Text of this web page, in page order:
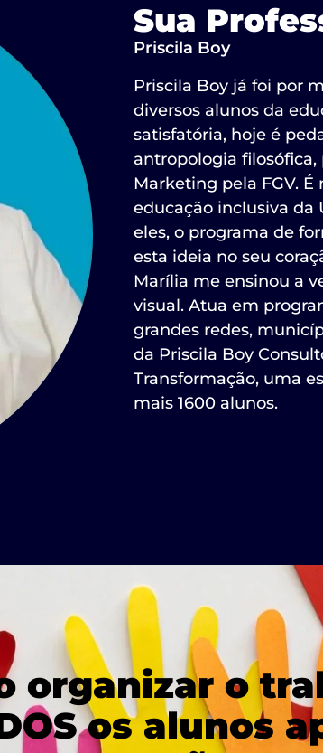
Sua
Priscila Boy
Priscila Boy já foi por
diversos alunos da
satisfatória, hoje é
antropologia
Marketing pela FGV.
educação inclusiva da
eles, o programa de
esta ideia no seu
Marília me ensinou a
visual. Atua em
grandes redes,
da Priscila Boy
Transformação, uma
mais 1600 alunos.
organizar o
os alunos